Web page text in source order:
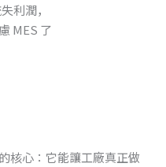
利潤，
MES 了
核心：它能讓工廠真正做